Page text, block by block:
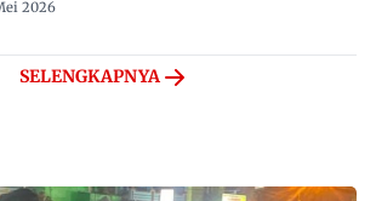
2026
SELENGKAPNYA